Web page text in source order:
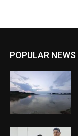
POPULAR NEWS